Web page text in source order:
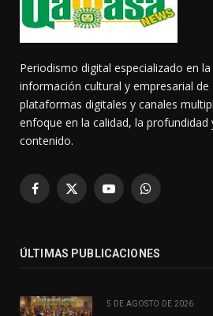
Periodismo digital especializado en
información cultural y empresarial de
plataformas digitales y canales
enfoque en la calidad, la profundidad
contenido.
Facebook
X
YouTubeWhatsApp
ÚLTIMAS PUBLICACIONES
5 DE AGOSTO DE 2026